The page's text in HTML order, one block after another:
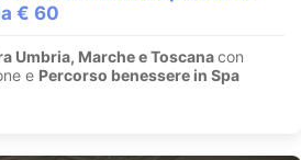
€ 60
Umbria, Marche e Toscanacon
e Percorso benessere in Spa